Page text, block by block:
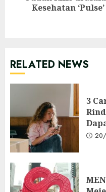
NextKesehatan
RELATED NEWS
3